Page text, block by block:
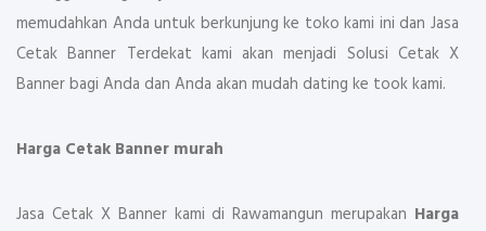
memudahkan Anda untuk berkunjung ke toko kami ini dan Jasa
Cetak Banner Terdekat kami akan menjadi Solusi Cetak X
Banner bagi Anda dan Anda akan mudah dating ke took kami.
Harga Cetak Banner murah
Jasa Cetak X Banner kami di Rawamangun merupakan Harga